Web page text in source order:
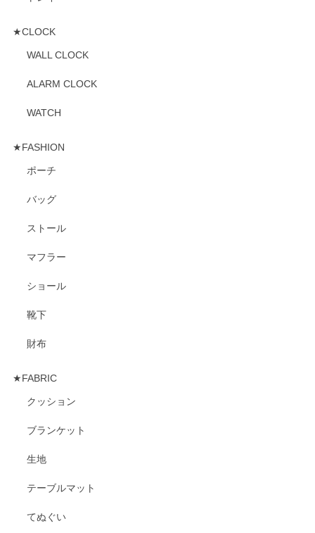
★CLOCK
WALL CLOCK
ALARM CLOCK
WATCH
★FASHION
ポーチ
バッグ
ストール
マフラー
ショール
靴下
財布
★FABRIC
クッション
ブランケット
生地
テーブルマット
てぬぐい